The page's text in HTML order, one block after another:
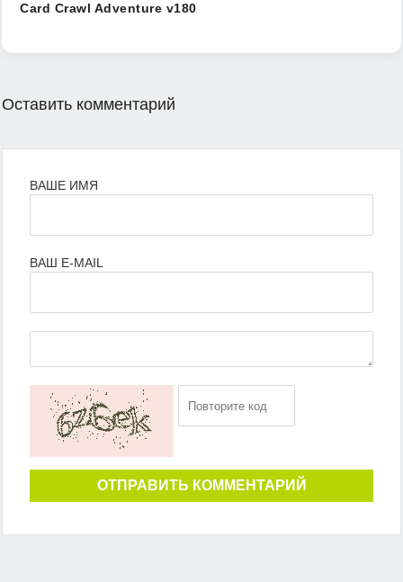
Card Crawl Adventure v180
Оставить комментарий
ВАШЕ ИМЯ
ВАШ E-MAIL
ОТПРАВИТЬ КОММЕНТАРИЙ